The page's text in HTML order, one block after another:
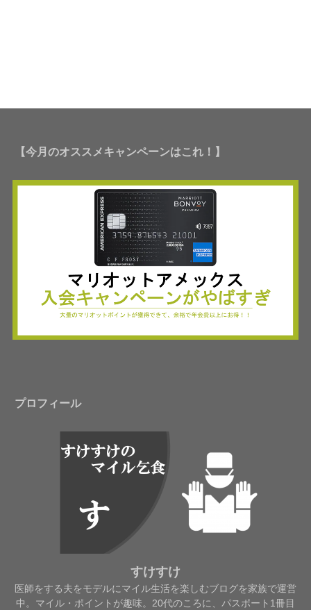
【今月のオススメキャンペーンはこれ！】
プロフィール
すけすけ
医師をする夫をモデルにマイル生活を楽しむブログを家族で運営
中。マイル・ポイントが趣味。20代のころに、パスポート1冊目